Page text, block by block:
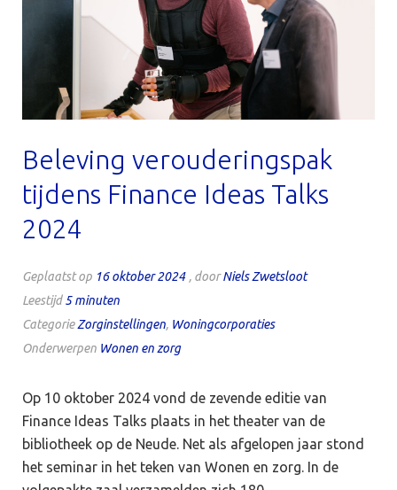
Beleving verouderingspak
tijdens Finance Ideas Talks
2024
Geplaatst op 16 oktober 2024 , doorNiels Zwetsloot
Leestijd5minuten
CategorieZorginstellingen, Woningcorporaties
Onderwerpen Wonen en zorg
Op 10 oktober 2024 vond de zevende editie van
Finance Ideas Talks plaats in het theater van de
bibliotheek op de Neude. Net als afgelopen jaar stond
het seminar in het teken van Wonen en zorg. In de